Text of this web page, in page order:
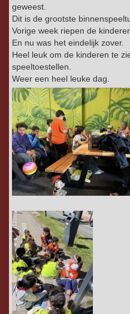
geweest.
Dit is de grootste
Vorige week riepen de
En nu was het eindelijk zover.
Heel leuk om de kinderen te
speeltoestellen.
Weer een heel leuke dag.